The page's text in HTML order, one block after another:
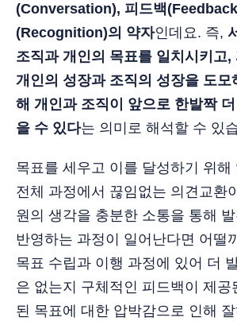
(Conversation), 피드백
(Recognition)의 약자인데요. 즉,
조직과 개인의 목표를 일치시키고,
개인의 성장과 조직의 성장을 도모
해 개인과 조직이 앞으로 한발짝
을 수 있다는 의미로 해석할 수 있
목표를 세우고 이를 달성하기 위해
전체 과정에서 끊임없는 의견교환
원의 생각을 충분한 소통을 통해
반영하는 과정이 일어난다면 어떨
목표 수립과 이행 과정에 있어 더
은 없는지 구체적인 피드백이 제공
된 목표에 대한 압박감으로 인해